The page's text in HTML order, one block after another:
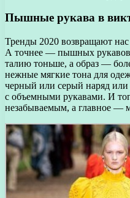
Пышные рукава в
Тренды 2020 возвращают нас
А точнее — пышных
талию тоньше, а образ —
нежные мягкие тона для
черный или серый наряд
с объемными рукавами. И
незабываемым, а главное —